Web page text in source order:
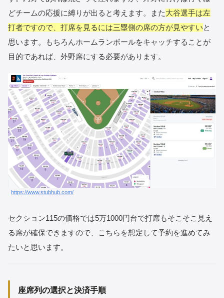
どチームの応援に縛りが出ると考えます。また大谷選手は左
打者ですので、打席を見るには三塁側の席の方が見やすいと
思います。もちろんホームランボールをキャッチすることが
目的であれば、外野席にする必要があります。
https://www.stubhub.com/
セクション115の価格では5万1000円台で打席もそこそこ見え
る席が確保できますので、こちらを想定して予約を進めてみ
たいと思います。
座席列の選択と決済手順